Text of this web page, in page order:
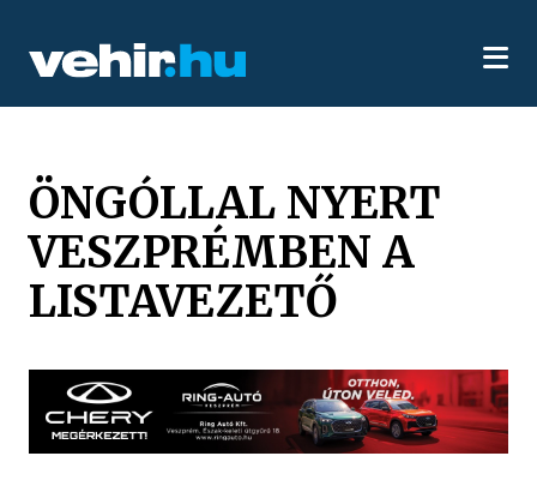
ÖNGÓLLAL NYERT
VESZPRÉMBEN A
LISTAVEZETŐ